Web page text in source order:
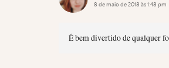
8 de maio de 2018 às 1:48 pm
É bem divertido de qualquer